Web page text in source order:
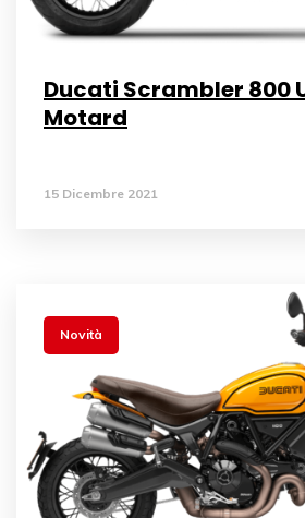
Ducati Scrambler 800
Motard
15 Dicembre 2021
Novità